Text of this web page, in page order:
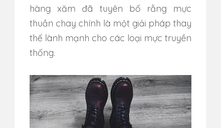
hàng xăm đã tuyên bố rằng mực
thuần chay chính là một giải pháp thay
thế lành mạnh cho các loại mực truyền
thống.